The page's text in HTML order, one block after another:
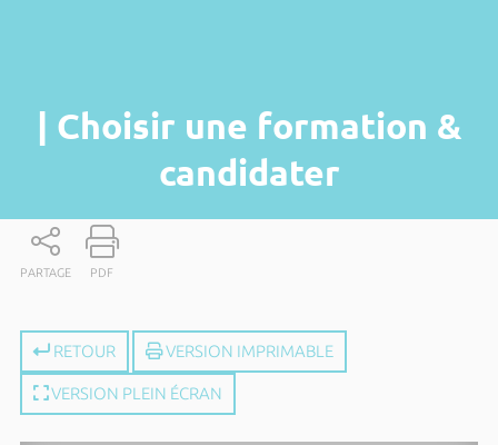
| Choisir une formation &
candidater
PARTAGE PDF
RETOUR VERSION IMPRIMABLE
VERSION PLEIN ÉCRAN